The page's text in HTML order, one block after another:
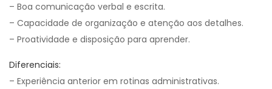
– Boa comunicação verbal e escrita.
– Capacidade de organização e atenção aos detalhes.
– Proatividade e disposição para aprender.
Diferenciais:
– Experiência anterior em rotinas administrativas.